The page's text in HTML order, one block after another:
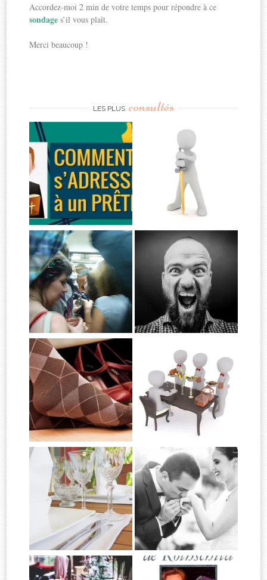
Accordez-moi 2 min de votre temps pour répondre à ce
sondages’il vous plaît.
Merci beaucoup !
LES PLUS consultés